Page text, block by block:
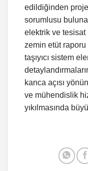
edildiğinden
sorumlusu
elektrik ve
zemin etüt
taşıyıcı sistem
kanca açısı
ve mühendislik
yıkılmasında